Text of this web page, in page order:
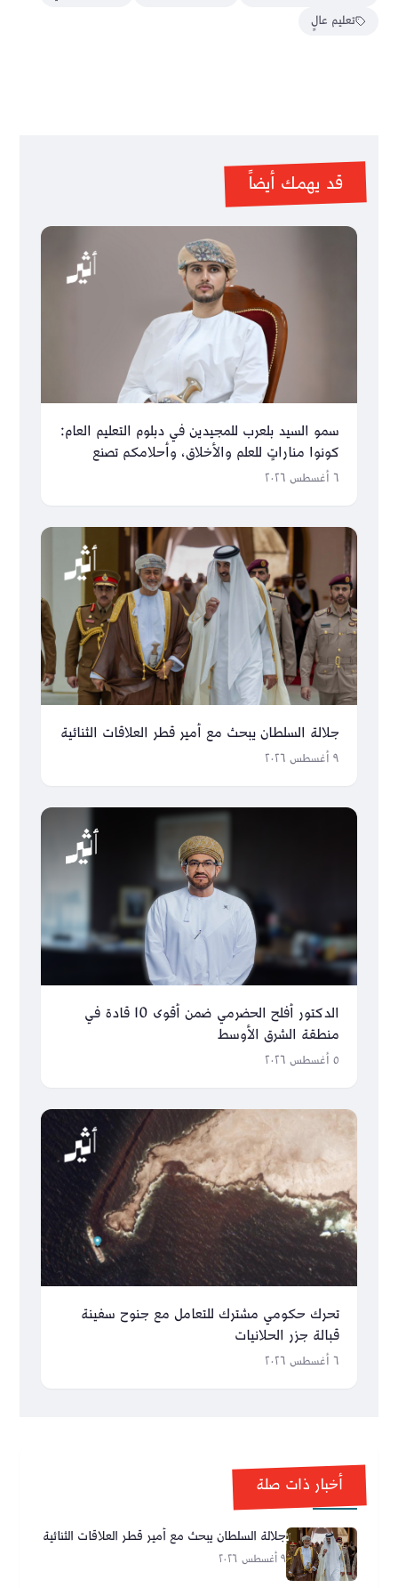
تعليم عالٍ
قد يهمك أيضاً
سمو السيد بلعرب للمجيدين في دبلوم التعليم العام:
كونوا مناراتٍ للعلم والأخلاق، وأحلامكم تصنع
مستقبل عُمان
٦ أغسطس ٢٠٢٦
جلالة السلطان يبحث مع أمير قطر العلاقات الثنائية
٩ أغسطس ٢٠٢٦
الدكتور أفلح الحضرمي ضمن أقوى 10 قادة في
منطقة الشرق الأوسط
٥ أغسطس ٢٠٢٦
تحرك حكومي مشترك للتعامل مع جنوح سفينة
قبالة جزر الحلانيات
٦ أغسطس ٢٠٢٦
أخبار ذات صلة
جلالة السلطان يبحث مع أمير قطر العلاقات الثنائية
٩ أغسطس ٢٠٢٦